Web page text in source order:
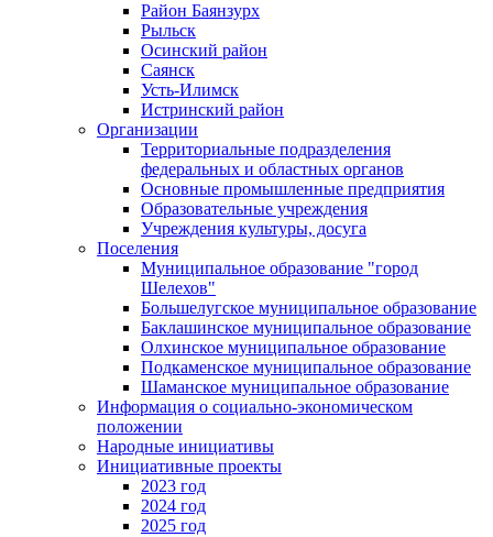
Район Баянзурх
Рыльск
Осинский район
Саянск
Усть-Илимск
Истринский район
Организации
Территориальные подразделения
федеральных и областных органов
Основные промышленные предприятия
Образовательные учреждения
Учреждения культуры, досуга
Поселения
Муниципальное образование "город
Шелехов"
Большелугское муниципальное образование
Баклашинское муниципальное образование
Олхинское муниципальное образование
Подкаменское муниципальное образование
Шаманское муниципальное образование
Информация о социально-экономическом
положении
Народные инициативы
Инициативные проекты
2023 год
2024 год
2025 год